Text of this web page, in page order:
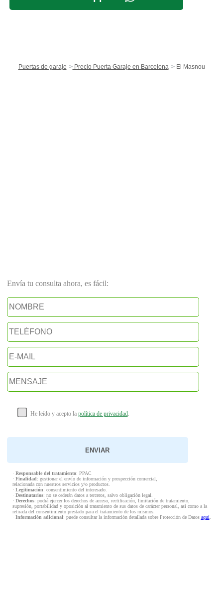
Puertas de garaje Precio Puerta Garaje en Barcelona El Masnou
Envía tu consulta ahora, es fácil:
He leído y acepto la política de privacidad.
· Responsable del tratamiento: PPAC
· Finalidad: gestionar el envío de información y prospección comercial,
relacionada con nuestros servicios y/o productos.
· Legitimación: consentimiento del interesado.
· Destinatarios: no se cederán datos a terceros, salvo obligación legal.
· Derechos: podrá ejercer los derechos de acceso, rectificación, limitación de tratamiento,
supresión, portabilidad y oposición al tratamiento de sus datos de carácter personal, así como a la
retirada del consentimiento prestado para el tratamiento de los mismos.
· Información adicional: puede consultar la información detallada sobre Protección de Datos aquí.